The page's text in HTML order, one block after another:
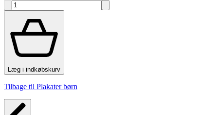
Læg i indkøbskurv
Tilbage til Plakater børn